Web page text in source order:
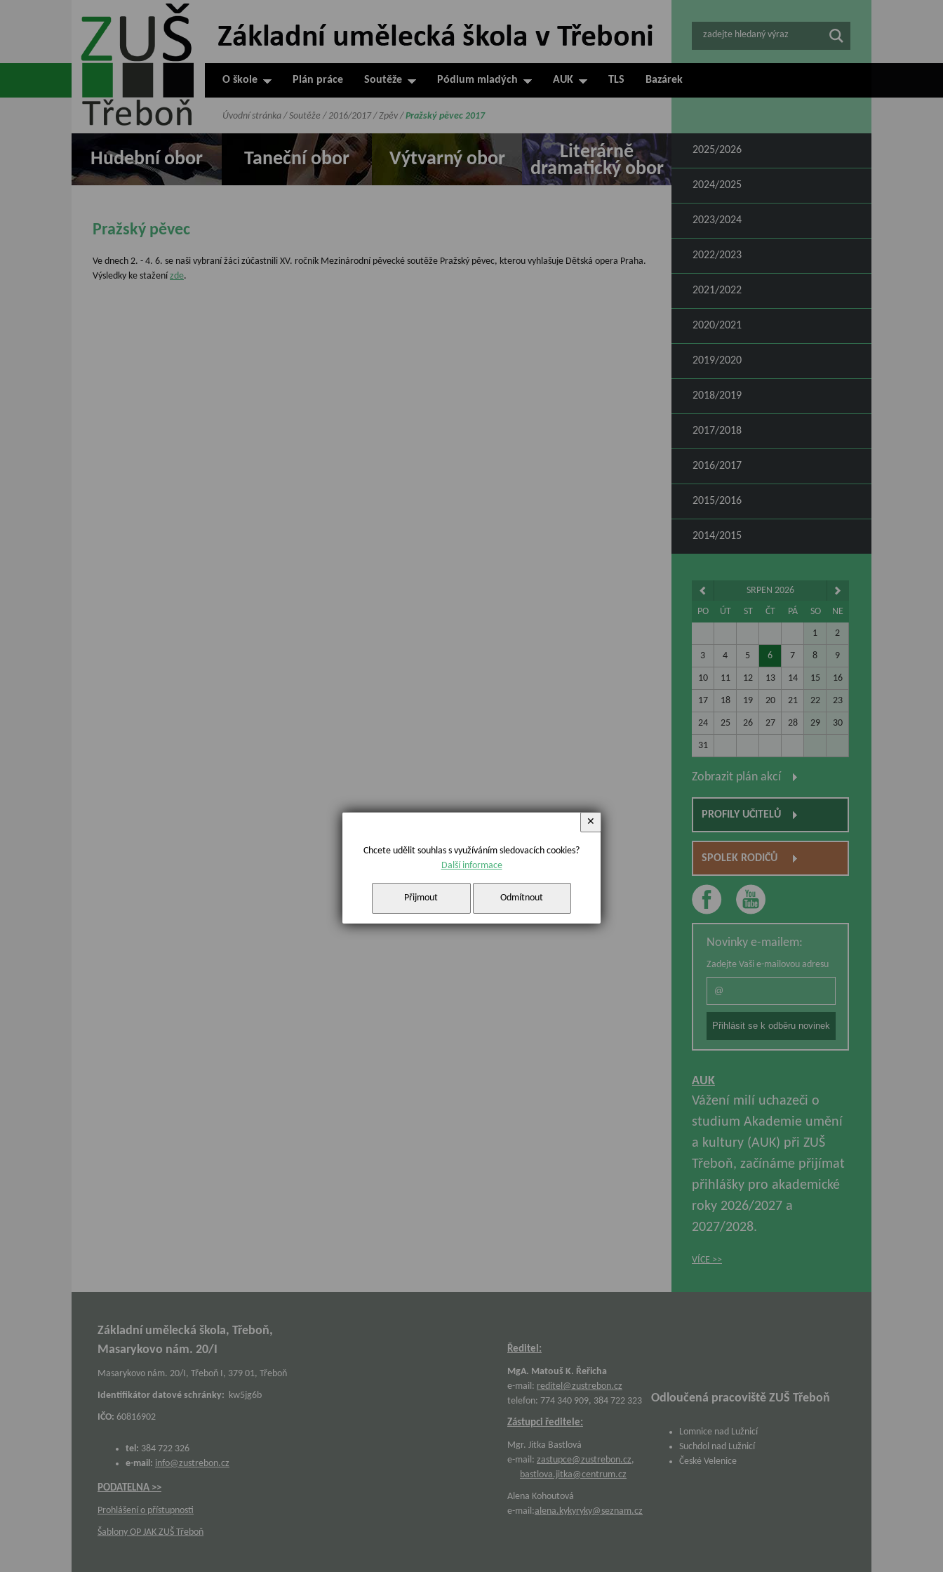
ZUŠ Třeboň -
Základní
umělecká škola
zadejte hledaný výraz
O škole Plán práce Soutěže Pódium mladých AUK TLS Bazárek
Hudební obor Taneční obor Výtvarný obor
Literárně
dramatický obor
Úvodní stránka / Soutěže / 2016/2017/ Zpěv / Pražský pěvec 2017
Pražský pěvec
Ve dnech 2. - 4. 6. se naši vybraní žáci zúčastnili XV. ročník Mezinárodní pěvecké soutěže Pražský pěvec, kterou vyhlašuje Dětská opera Praha.
Výsledky ke stažení zde.
2025/2026
2024/2025
2023/2024
2022/2023
2021/2022
2020/2021
2019/2020
2018/2019
2017/2018
2016/2017
2015/2016
2014/2015
SRPEN 2026
PO
ÚT ST ČT PÁ SO NE
1 2
3 4 5 6 7 8 9
10 11 12 13 14 15 16
17 18 19 20 21 22 23
24 25 26 27 28 29 30
31
Zobrazit plán akcí
PROFILY UČITELŮ
SPOLEK RODIČŮ
Novinky e-mailem:
Zadejte Vaši e-mailovou adresu
AUK
Vážení milí uchazeči o
studium Akademie umění
a kultury (AUK) při ZUŠ
Třeboň, začínáme přijímat
přihlášky pro akademické
roky 2026/2027 a
2027/2028.
VÍCE
Základní umělecká škola, Třeboň,
Masarykovo nám. 20/I
Masarykovo nám. 20/I, Třeboň I, 379 01, Třeboň
Identifikátor datové schránky: kw5jg6b
IČO: 60816902
tel: 384 722 326
e-mail: info@zustrebon.cz
PODATELNA >>
Prohlášení o přístupnosti
Šablony OP JAK ZUŠ Třeboň
Ředitel:
MgA. Matouš K. Řeřicha
e-mail: reditel@zustrebon.cz
telefon: 774 340 909, 384 722 323
Zástupci ředitele:
Mgr. Jitka Bastlová
e-mail: zastupce@zustrebon.cz,
bastlova.jitka@centrum.cz
Alena Kohoutová
e-mail:alena.kykyryky@seznam.cz
Odloučená pracoviště ZUŠ Třeboň
Lomnice nad Lužnicí
Suchdol nad Lužnicí
České Velenice
Chcete udělit souhlas s využíváním sledovacích cookies?
Další informace
Přijmout Odmítnout
✕